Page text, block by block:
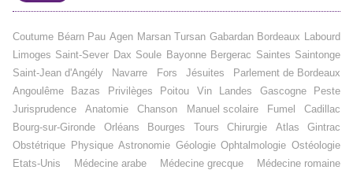
Coutume Béarn Pau Agen Marsan Tursan Gabardan Bordeaux Labourd
Limoges Saint-Sever Dax Soule Bayonne Bergerac Saintes Saintonge
Saint-Jean d'Angély
Navarre Fors Jésuites
Parlement de Bordeaux
Angoulême
Bazas Privilèges Poitou Vin Landes Gascogne
Peste
Jurisprudence
Anatomie Chanson Manuel scolaire Fumel
Cadillac
Bourg-sur-Gironde
Orléans Bourges Tours Chirurgie Atlas
Gintrac
Obstétrique Physique Astronomie Géologie Ophtalmologie Ostéologie
Etats-Unis
Médecine arabe Médecine grecque
Médecine romaine